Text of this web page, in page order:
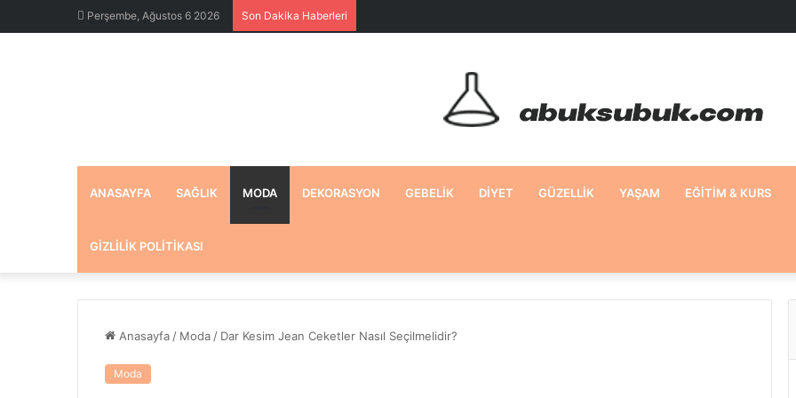
Perşembe, Ağustos 6 2026 Son Dakika Haberleri
ANASAYFA SAĞLIK MODA DEKORASYON GEBELIK DIYET GÜZELLIK YAŞAM EĞITIM & KURS
GIZLILIK POLITIKASI
Anasayfa / Moda / Dar Kesim Jean Ceketler Nasıl Seçilmelidir?
Moda